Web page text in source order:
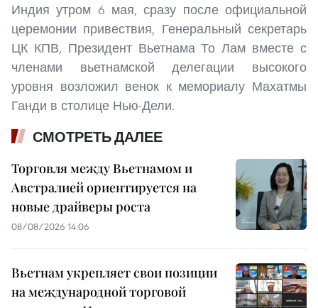
Индия утром 6 мая, сразу после официальной
церемонии привествия, Генеральный секретарь
ЦК КПВ, Президент Вьетнама То Лам вместе с
членами вьетнамской делегации высокого
уровня возложил венок к мемориалу Махатмы
Ганди в столице Нью-Дели.
СМОТРЕТЬ ДАЛЕЕ
Торговля между Вьетнамом и
Австралией ориентируется на
новые драйверы роста
08/08/2026 14:06
Вьетнам укрепляет свои позиции
на международной торговой